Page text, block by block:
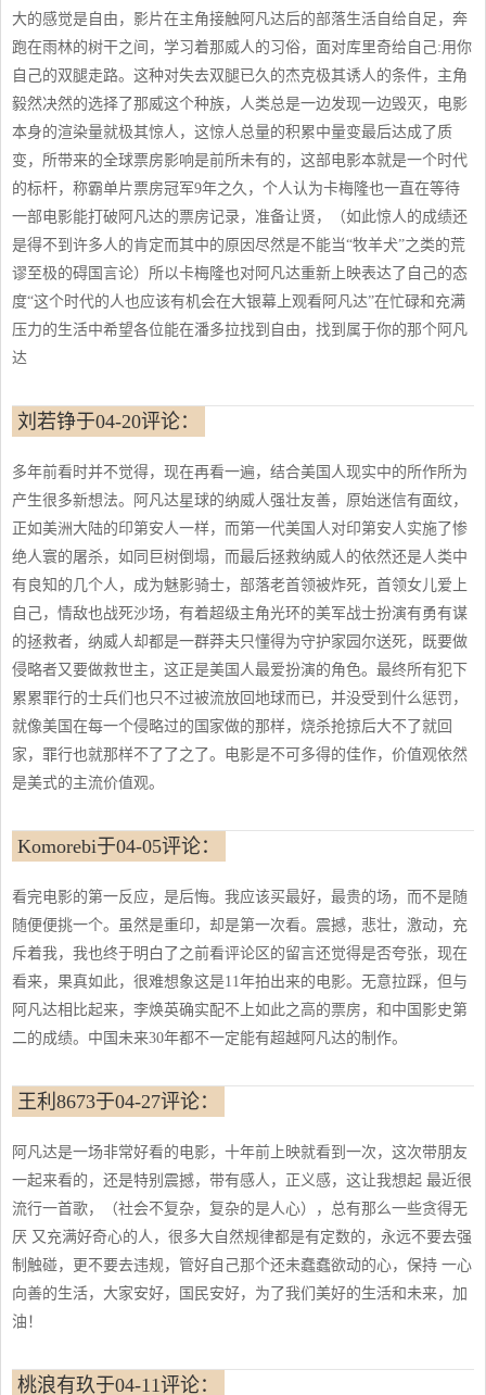
大的感觉是自由，影片在主角接触阿凡达后的部落生活自给自足，奔
跑在雨林的树干之间，学习着那威人的习俗，面对库里奇给自己:用你
自己的双腿走路。这种对失去双腿已久的杰克极其诱人的条件，主角
毅然决然的选择了那威这个种族，人类总是一边发现一边毁灭，电影
本身的渲染量就极其惊人，这惊人总量的积累中量变最后达成了质
变，所带来的全球票房影响是前所未有的，这部电影本就是一个时代
的标杆，称霸单片票房冠军9年之久，个人认为卡梅隆也一直在等待
一部电影能打破阿凡达的票房记录，准备让贤，（如此惊人的成绩还
是得不到许多人的肯定而其中的原因尽然是不能当“牧羊犬”之类的荒
谬至极的碍国言论）所以卡梅隆也对阿凡达重新上映表达了自己的态
度“这个时代的人也应该有机会在大银幕上观看阿凡达”在忙碌和充满
压力的生活中希望各位能在潘多拉找到自由，找到属于你的那个阿凡
达
刘若铮于04-20评论：
多年前看时并不觉得，现在再看一遍，结合美国人现实中的所作所为
产生很多新想法。阿凡达星球的纳威人强壮友善，原始迷信有面纹，
正如美洲大陆的印第安人一样，而第一代美国人对印第安人实施了惨
绝人寰的屠杀，如同巨树倒塌，而最后拯救纳威人的依然还是人类中
有良知的几个人，成为魅影骑士，部落老首领被炸死，首领女儿爱上
自己，情敌也战死沙场，有着超级主角光环的美军战士扮演有勇有谋
的拯救者，纳威人却都是一群莽夫只懂得为守护家园尔送死，既要做
侵略者又要做救世主，这正是美国人最爱扮演的角色。最终所有犯下
累累罪行的士兵们也只不过被流放回地球而已，并没受到什么惩罚，
就像美国在每一个侵略过的国家做的那样，烧杀抢掠后大不了就回
家，罪行也就那样不了了之了。电影是不可多得的佳作，价值观依然
是美式的主流价值观。
Komorebi于04-05评论：
看完电影的第一反应，是后悔。我应该买最好，最贵的场，而不是随
随便便挑一个。虽然是重印，却是第一次看。震撼，悲壮，激动，充
斥着我，我也终于明白了之前看评论区的留言还觉得是否夸张，现在
看来，果真如此，很难想象这是11年拍出来的电影。无意拉踩，但与
阿凡达相比起来，李焕英确实配不上如此之高的票房，和中国影史第
二的成绩。中国未来30年都不一定能有超越阿凡达的制作。
王利8673于04-27评论：
阿凡达是一场非常好看的电影，十年前上映就看到一次，这次带朋友
一起来看的，还是特别震撼，带有感人，正义感，这让我想起 最近很
流行一首歌，（社会不复杂，复杂的是人心），总有那么一些贪得无
厌 又充满好奇心的人，很多大自然规律都是有定数的，永远不要去强
制触碰，更不要去违规，管好自己那个还未蠢蠢欲动的心，保持 一心
向善的生活，大家安好，国民安好，为了我们美好的生活和未来，加
油！
桃浪有玖于04-11评论：